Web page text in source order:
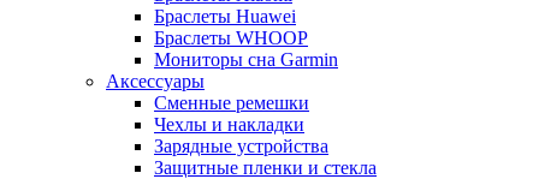
Браслеты Huawei
Браслеты WHOOP
Мониторы сна Garmin
Аксессуары
Сменные ремешки
Чехлы и накладки
Зарядные устройства
Защитные пленки и стекла